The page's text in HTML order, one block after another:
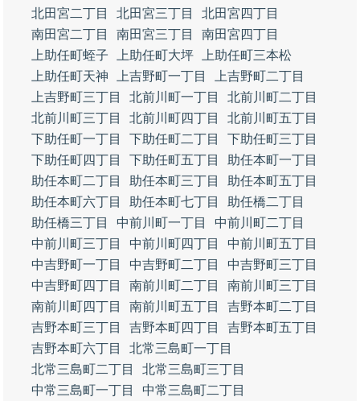
北田宮二丁目
北田宮三丁目
北田宮四丁目
南田宮二丁目
南田宮三丁目
南田宮四丁目
上助任町蛭子
上助任町大坪
上助任町三本松
上助任町天神
上吉野町一丁目
上吉野町二丁目
上吉野町三丁目
北前川町一丁目
北前川町二丁目
北前川町三丁目
北前川町四丁目
北前川町五丁目
下助任町一丁目
下助任町二丁目
下助任町三丁目
下助任町四丁目
下助任町五丁目
助任本町一丁目
助任本町二丁目
助任本町三丁目
助任本町五丁目
助任本町六丁目
助任本町七丁目
助任橋二丁目
助任橋三丁目
中前川町一丁目
中前川町二丁目
中前川町三丁目
中前川町四丁目
中前川町五丁目
中吉野町一丁目
中吉野町二丁目
中吉野町三丁目
中吉野町四丁目
南前川町二丁目
南前川町三丁目
南前川町四丁目
南前川町五丁目
吉野本町二丁目
吉野本町三丁目
吉野本町四丁目
吉野本町五丁目
吉野本町六丁目
北常三島町一丁目
北常三島町二丁目
北常三島町三丁目
中常三島町一丁目
中常三島町二丁目